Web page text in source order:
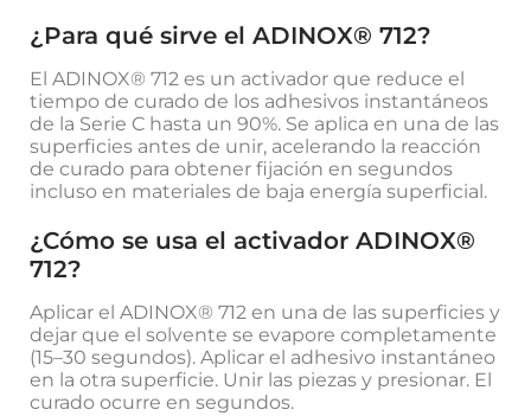
¿Para qué sirve el ADINOX® 712?
El ADINOX® 712 es un activador que reduce el
tiempo de curado de los adhesivos instantáneos
de la Serie C hasta un 90%. Se aplica en una de las
superficies antes de unir, acelerando la reacción
de curado para obtener fijación en segundos
incluso en materiales de baja energía superficial.
¿Cómo se usa el activador ADINOX®
712?
Aplicar el ADINOX® 712 en una de las superficies y
dejar que el solvente se evapore completamente
(15–30 segundos). Aplicar el adhesivo instantáneo
en la otra superficie. Unir las piezas y presionar. El
curado ocurre en segundos.